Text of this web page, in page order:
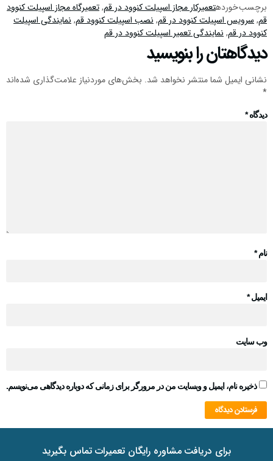
خوردهتعمیرکار مجاز اسپیلت کنوود در قم,تعمیرگاه مجاز اسپیلت کنوود
,سرویس اسپیلت کنوود در قم,نصب اسپیلت کنوود قم,نمایندگی اسپیلت
در قم,نمایندگی تعمیر اسپیلت کنوود در قم
را بنویسید
ایمیل شما منتشر نخواهد شد.بخش‌های موردنیاز علامت‌گذاری شده‌اند
*
*
*
سایت
ذخیره نام، ایمیل و وبسایت من در مرورگر برای زمانی که دوباره دیدگاهی می‌نویسم.
برای دریافت مشاوره رایگان تعمیرات تماس بگیرید